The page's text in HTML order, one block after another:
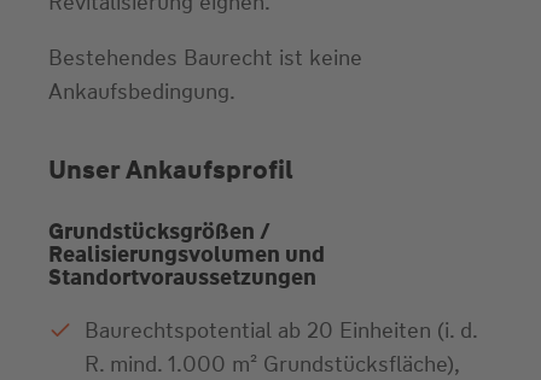
Bestehendes Baurecht ist keine
Ankaufsbedingung.
Unser Ankaufsprofil
Grundstücksgrößen /
Realisierungsvolumen und
Standortvoraussetzungen
Baurechtspotential ab 20 Einheiten (i. d.
R. mind. 1.000 m² Grundstücksfläche),